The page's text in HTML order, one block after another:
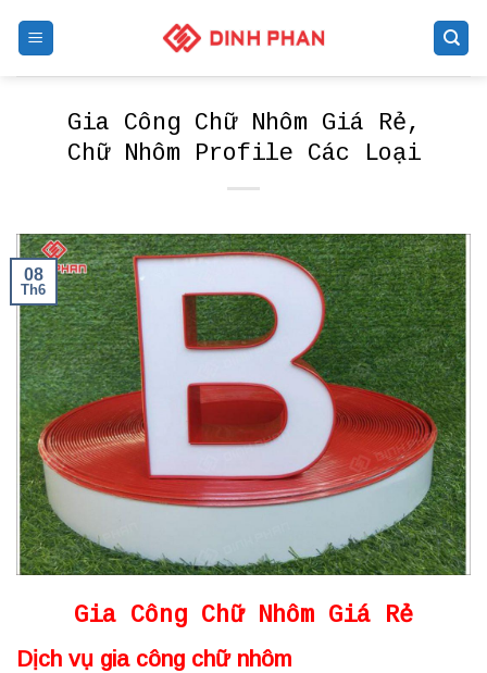
Gia Công Chữ Nhôm Giá Rẻ,
Chữ Nhôm Profile Các Loại
08
Th6
Gia Công Chữ Nhôm Giá Rẻ
Dịch vụ gia công chữ nhôm